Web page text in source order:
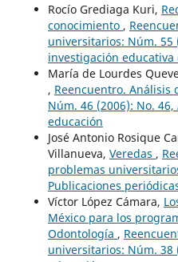
Rocío Grediaga Kuri,
conocimiento ,
universitarios: Núm. 55
investigación educativa
María de Lourdes
, Reencuentro. Análisis
Núm. 46 (2006): No.
educación
José Antonio Rosique
Villanueva, Veredas ,
problemas
Publicaciones
Víctor López Cámara,
México para los
Odontología ,
universitarios: Núm. 38